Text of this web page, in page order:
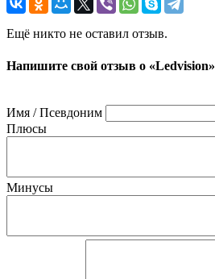
Ещё никто не оставил отзыв.
Напишите свой отзыв о «Ledvision»
Имя / Псевдоним
Плюсы
Минусы